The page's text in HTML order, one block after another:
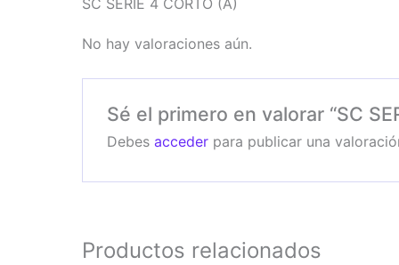
SC SERIE 4 CORTO (A)
No hay valoraciones aún.
Sé el primero en valorar “SC
Debes accederpara publicar una
Productos relacionados